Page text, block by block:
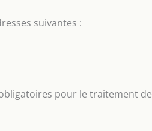
suivantes :
pour le traitement